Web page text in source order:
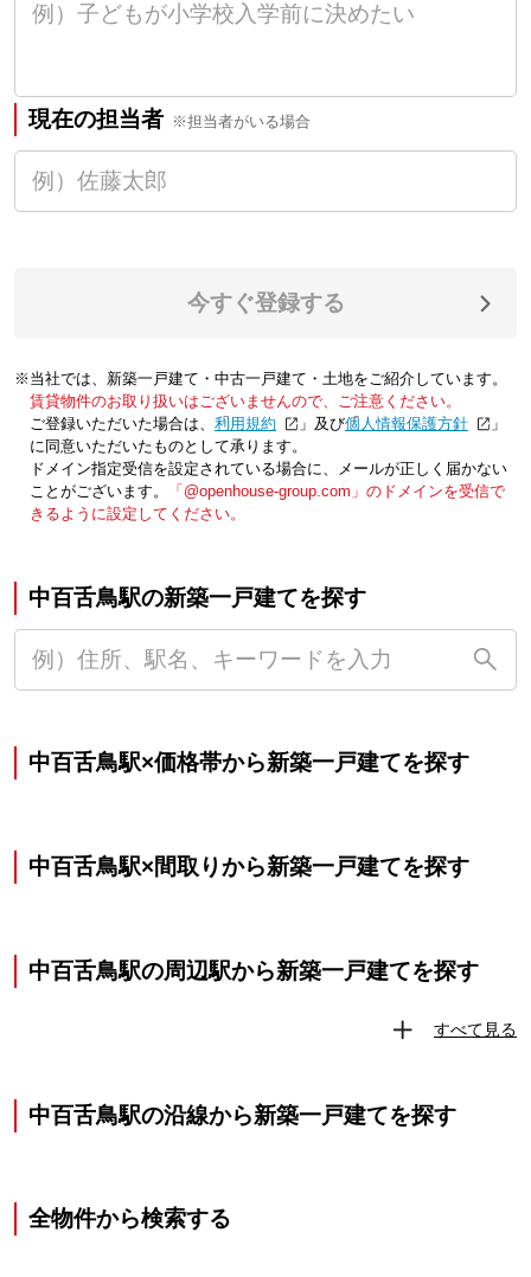
現在の担当者 ※担当者がいる場合
今すぐ登録する
※当社では、新築一戸建て・中古一戸建て・土地をご紹介しています。
賃貸物件のお取り扱いはございませんので、ご注意ください。
ご登録いただいた場合は、「利用規約 」及び「個人情報保護方針
」
に同意いただいたものとして承ります。
ドメイン指定受信を設定されている場合に、メールが正しく届かない
ことがございます。
「@openhouse-group.com」のドメインを受信で
きるように設定してください。
中百舌鳥駅の新築一戸建てを探す
中百舌鳥駅×価格帯から新築一戸建てを探す
中百舌鳥駅×間取りから新築一戸建てを探す
中百舌鳥駅の周辺駅から新築一戸建てを探す
すべて見る
中百舌鳥駅の沿線から新築一戸建てを探す
全物件から検索する